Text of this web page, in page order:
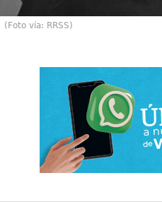
(Foto vía: RRSS)